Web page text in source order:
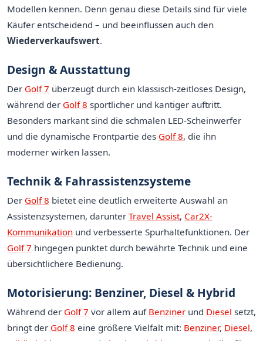
Modellen kennen. Denn genau diese Details sind für viele
Käufer entscheidend – und beeinflussen auch den
Wiederverkaufswert.
Design & Ausstattung
Der Golf 7 überzeugt durch ein klassisch-zeitloses Design,
während der Golf 8 sportlicher und kantiger auftritt.
Besonders markant sind die schmalen LED-Scheinwerfer
und die dynamische Frontpartie des Golf 8, die ihn
moderner wirken lassen.
Technik & Fahrassistenzsysteme
Der Golf 8 bietet eine deutlich erweiterte Auswahl an
Assistenzsystemen, darunter Travel Assist, Car2X-
Kommunikation und verbesserte Spurhaltefunktionen. Der
Golf 7 hingegen punktet durch bewährte Technik und eine
übersichtlichere Bedienung.
Motorisierung: Benziner, Diesel & Hybrid
Während der Golf 7 vor allem auf Benziner und Diesel setzt,
bringt der Golf 8 eine größere Vielfalt mit: Benziner, Diesel,